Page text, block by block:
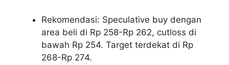
Rekomendasi: Speculative buy dengan
area beli di Rp 258-Rp 262, cutloss di
bawah Rp 254. Target terdekat di Rp
268-Rp 274.